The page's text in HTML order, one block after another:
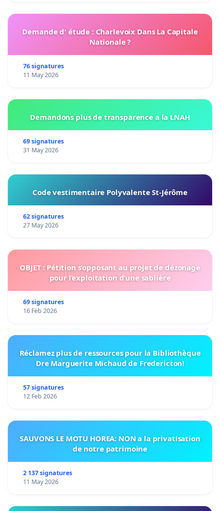
Demande d' étude : Charlevoix Dans La Capitale
Nationale ?
76 signatures
11 May 2026
Demandons plus de transparence a la LNAH
69 signatures
31 May 2026
Code vestimentaire Polyvalente St-Jérôme
62 signatures
27 May 2026
OBJET : Pétition s’opposant au projet de dézonage
pour l’exploitation d’une sablière
69 signatures
16 Feb 2026
Réclamez plus de ressources pour la Bibliothèque
Dre Marguerite Michaud de Fredericton!
57 signatures
12 Feb 2026
SAUVONS LE MOTU HOREA: NON a la privatisation
de notre patrimoine
2 137 signatures
11 May 2026